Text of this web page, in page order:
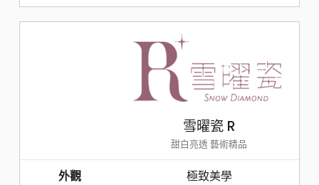
雪曜瓷 R
甜白亮透 藝術精品
外觀 極致美學